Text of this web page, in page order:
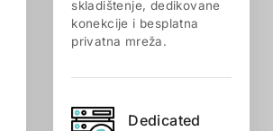
skladištenje, dedikovane
konekcije i besplatna
privatna mreža.
Dedicated